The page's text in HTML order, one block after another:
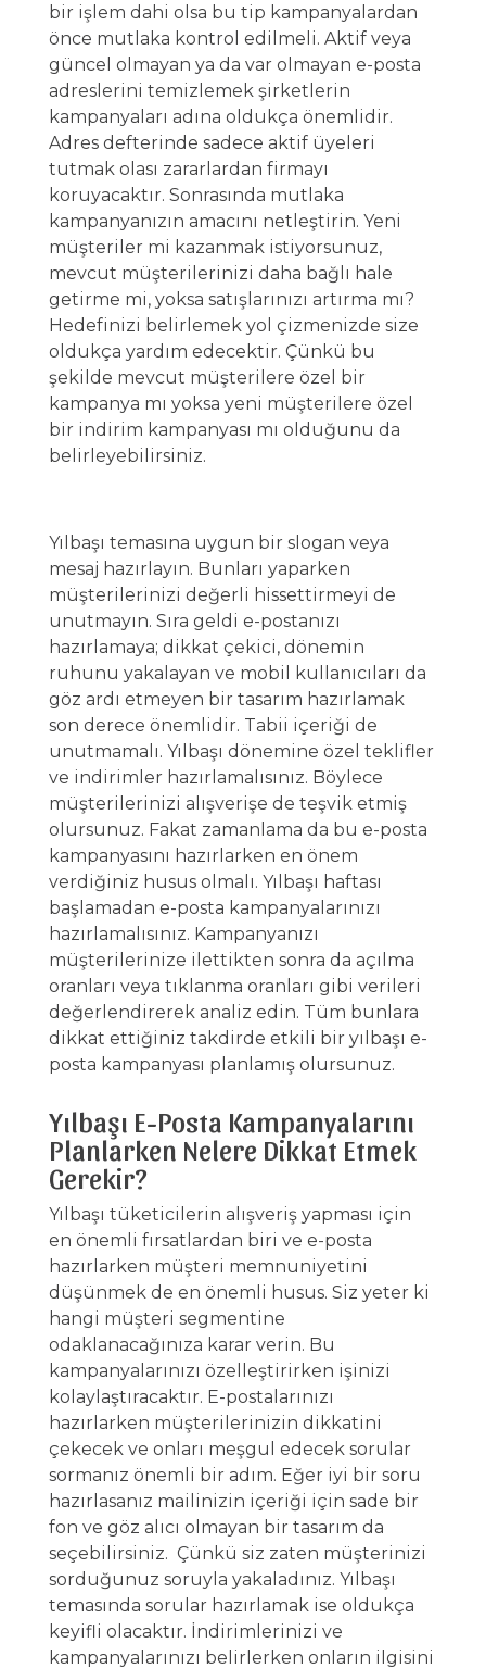
bir işlem dahi olsa bu tip kampanyalardan
önce mutlaka kontrol edilmeli. Aktif veya
güncel olmayan ya da var olmayan e-posta
adreslerini temizlemek şirketlerin
kampanyaları adına oldukça önemlidir.
Adres defterinde sadece aktif üyeleri
tutmak olası zararlardan firmayı
koruyacaktır. Sonrasında mutlaka
kampanyanızın amacını netleştirin. Yeni
müşteriler mi kazanmak istiyorsunuz,
mevcut müşterilerinizi daha bağlı hale
getirme mi, yoksa satışlarınızı artırma mı?
Hedefinizi belirlemek yol çizmenizde size
oldukça yardım edecektir. Çünkü bu
şekilde mevcut müşterilere özel bir
kampanya mı yoksa yeni müşterilere özel
bir indirim kampanyası mı olduğunu da
belirleyebilirsiniz.
Yılbaşı temasına uygun bir slogan veya
mesaj hazırlayın. Bunları yaparken
müşterilerinizi değerli hissettirmeyi de
unutmayın. Sıra geldi e-postanızı
hazırlamaya; dikkat çekici, dönemin
ruhunu yakalayan ve mobil kullanıcıları da
göz ardı etmeyen bir tasarım hazırlamak
son derece önemlidir. Tabii içeriği de
unutmamalı. Yılbaşı dönemine özel teklifler
ve indirimler hazırlamalısınız. Böylece
müşterilerinizi alışverişe de teşvik etmiş
olursunuz. Fakat zamanlama da bu e-posta
kampanyasını hazırlarken en önem
verdiğiniz husus olmalı. Yılbaşı haftası
başlamadan e-posta kampanyalarınızı
hazırlamalısınız. Kampanyanızı
müşterilerinize ilettikten sonra da açılma
oranları veya tıklanma oranları gibi verileri
değerlendirerek analiz edin. Tüm bunlara
dikkat ettiğiniz takdirde etkili bir yılbaşı e-
posta kampanyası planlamış olursunuz.
Yılbaşı E-Posta Kampanyalarını
Planlarken Nelere Dikkat Etmek
Gerekir?
Yılbaşı tüketicilerin alışveriş yapması için
en önemli fırsatlardan biri ve e-posta
hazırlarken müşteri memnuniyetini
düşünmek de en önemli husus. Siz yeter ki
hangi müşteri segmentine
odaklanacağınıza karar verin. Bu
kampanyalarınızı özelleştirirken işinizi
kolaylaştıracaktır. E-postalarınızı
hazırlarken müşterilerinizin dikkatini
çekecek ve onları meşgul edecek sorular
sormanız önemli bir adım. Eğer iyi bir soru
hazırlasanız mailinizin içeriği için sade bir
fon ve göz alıcı olmayan bir tasarım da
seçebilirsiniz. Çünkü siz zaten müşterinizi
sorduğunuz soruyla yakaladınız. Yılbaşı
temasında sorular hazırlamak ise oldukça
keyifli olacaktır. İndirimlerinizi ve
kampanyalarınızı belirlerken onların ilgisini